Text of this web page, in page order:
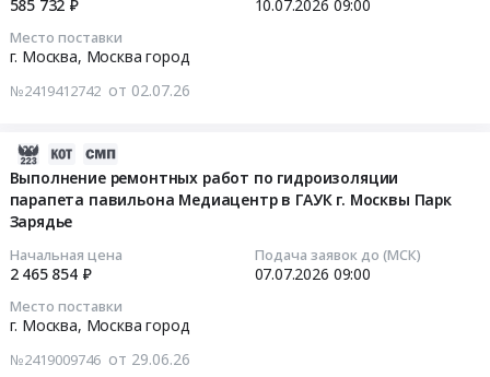
585 732 ₽ 10.07.2026 09:00
Место поставки
г. Москва, Москва город
№2419412742 от 02.07.26
Выполнение ремонтных работ по гидроизоляции
парапета павильона Медиацентр в ГАУК г. Москвы Парк
Зарядье
Начальная цена
2 465 854 ₽
Подача заявок до (МСК)
07.07.2026 09:00
Место поставки
г. Москва, Москва город
№2419009746 от 29.06.26